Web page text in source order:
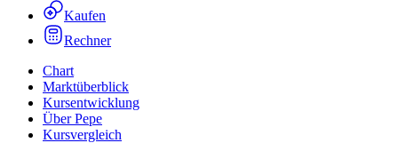
Kaufen
Rechner
Chart
Marktüberblick
Kursentwicklung
Über Pepe
Kursvergleich